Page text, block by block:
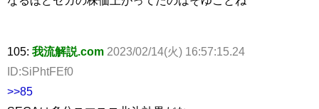
105: 我流解説.com 2023/02/14(火) 16:57:15.24
ID:SiPhtFEf0
>>85